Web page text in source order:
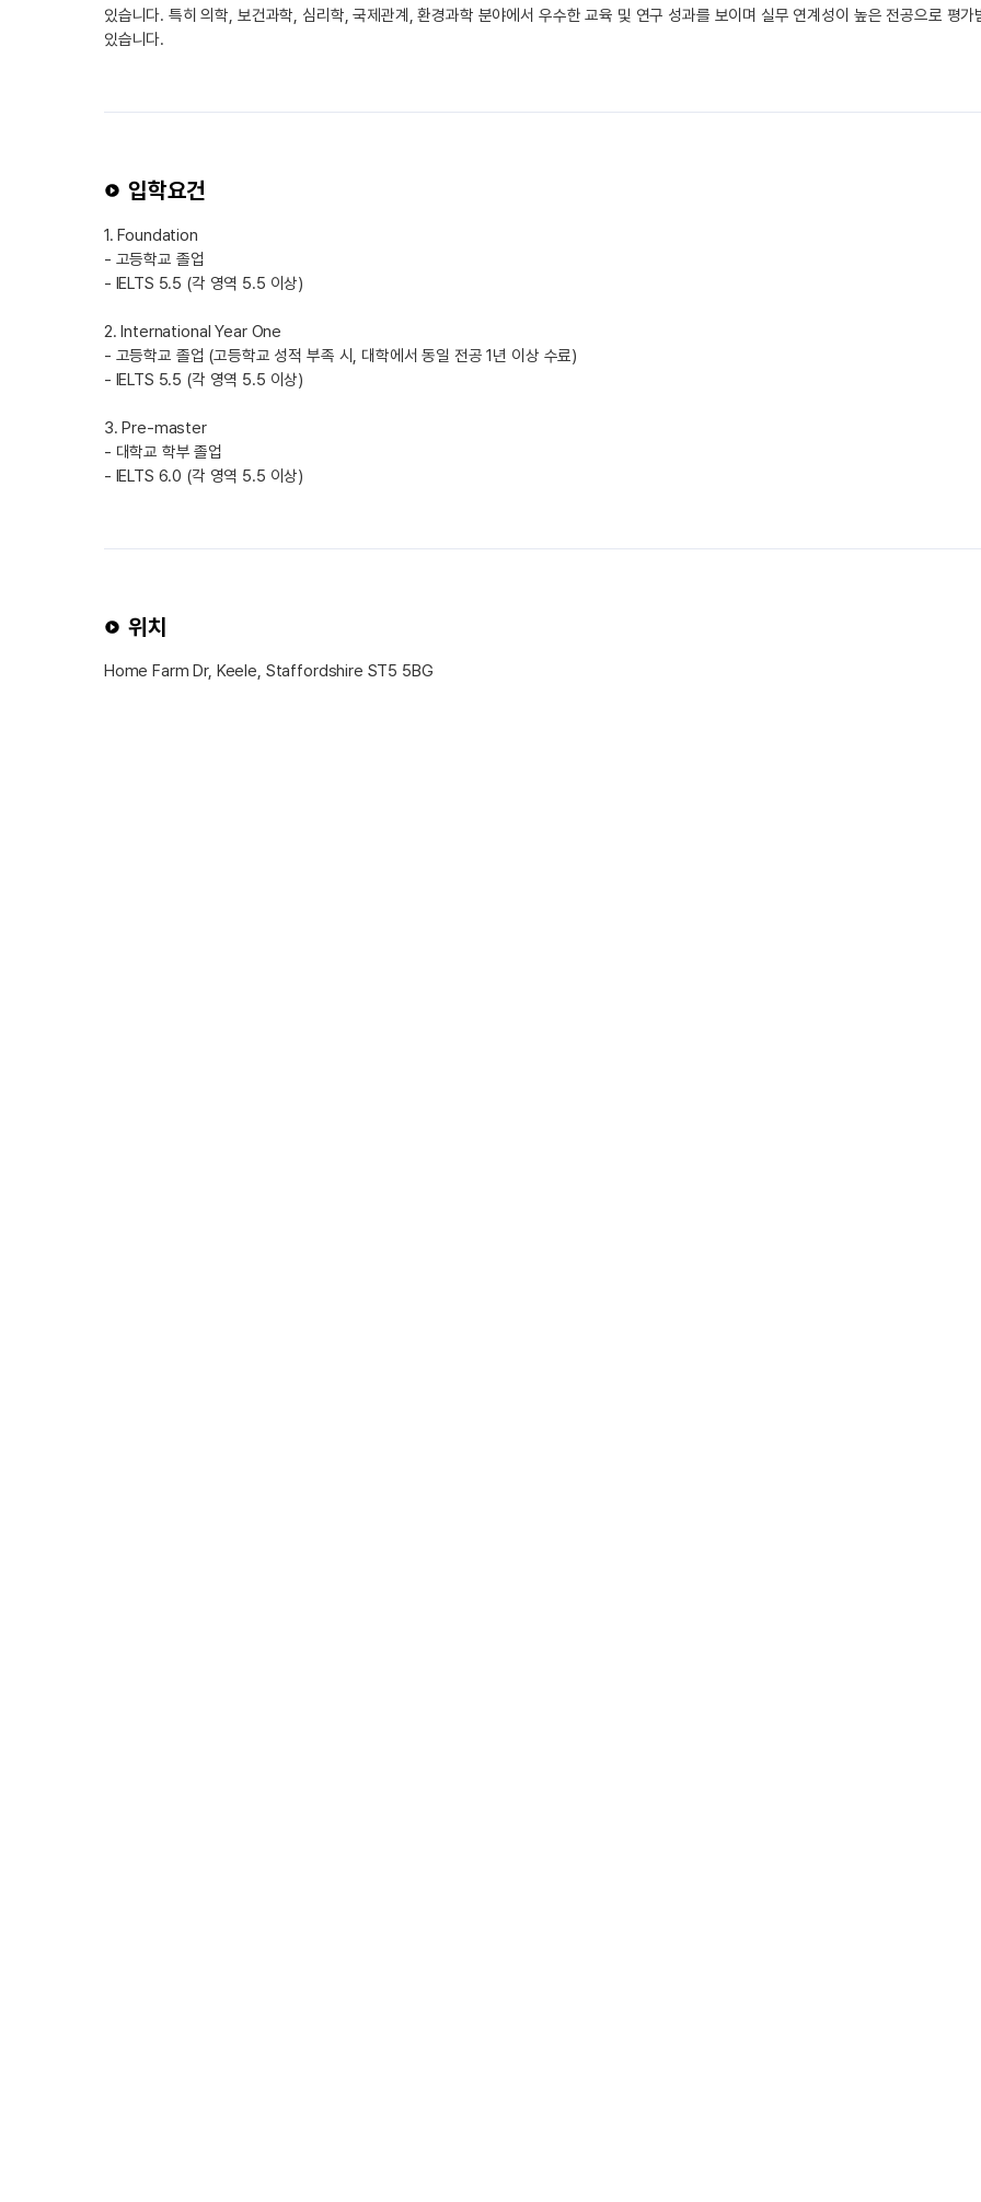
있습니다. 특히 의학, 보건과학, 심리학, 국제관계, 환경과학 분야에서 우수한 교육 및 연구 성과를 보이며 실무 연계성이 높은 전공으로 평가
있습니다.
입학요건
1. Foundation
- 고등학교 졸업
- IELTS 5.5 (각 영역 5.5 이상)
2. International Year One
- 고등학교 졸업 (고등학교 성적 부족 시, 대학에서 동일 전공 1년 이상 수료)
- IELTS 5.5 (각 영역 5.5 이상)
3. Pre-master
- 대학교 학부 졸업
- IELTS 6.0 (각 영역 5.5 이상)
위치
Home Farm Dr, Keele, Staffordshire ST5 5BG